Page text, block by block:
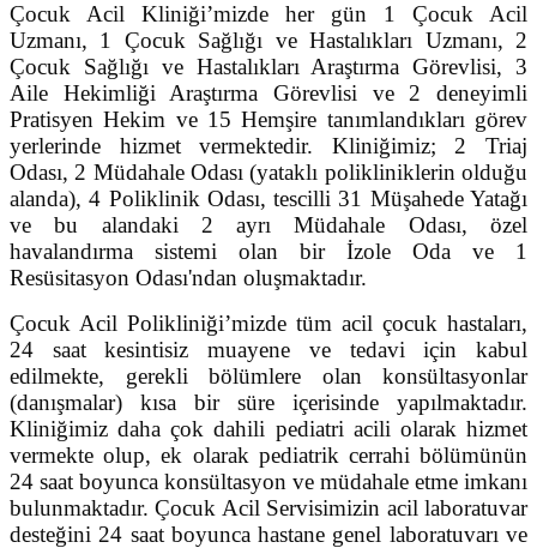
Çocuk Acil Kliniği’mizde her gün 1 Çocuk Acil
Uzmanı, 1 Çocuk Sağlığı ve Hastalıkları Uzmanı, 2
Çocuk Sağlığı ve Hastalıkları Araştırma Görevlisi, 3
Aile Hekimliği Araştırma Görevlisi ve 2 deneyimli
Pratisyen Hekim ve 15 Hemşire tanımlandıkları görev
yerlerinde hizmet vermektedir. Kliniğimiz; 2 Triaj
Odası, 2 Müdahale Odası (yataklı polikliniklerin olduğu
alanda), 4 Poliklinik Odası, tescilli 31 Müşahede Yatağı
ve bu alandaki 2 ayrı Müdahale Odası, özel
havalandırma sistemi olan bir İzole Oda ve 1
Resüsitasyon Odası'ndan oluşmaktadır.
Çocuk Acil Polikliniği’mizde tüm acil çocuk hastaları,
24 saat kesintisiz muayene ve tedavi için kabul
edilmekte, gerekli bölümlere olan konsültasyonlar
(danışmalar) kısa bir süre içerisinde yapılmaktadır.
Kliniğimiz daha çok dahili pediatri acili olarak hizmet
vermekte olup, ek olarak pediatrik cerrahi bölümünün
24 saat boyunca konsültasyon ve müdahale etme imkanı
bulunmaktadır. Çocuk Acil Servisimizin acil laboratuvar
desteğini 24 saat boyunca hastane genel laboratuvarı ve